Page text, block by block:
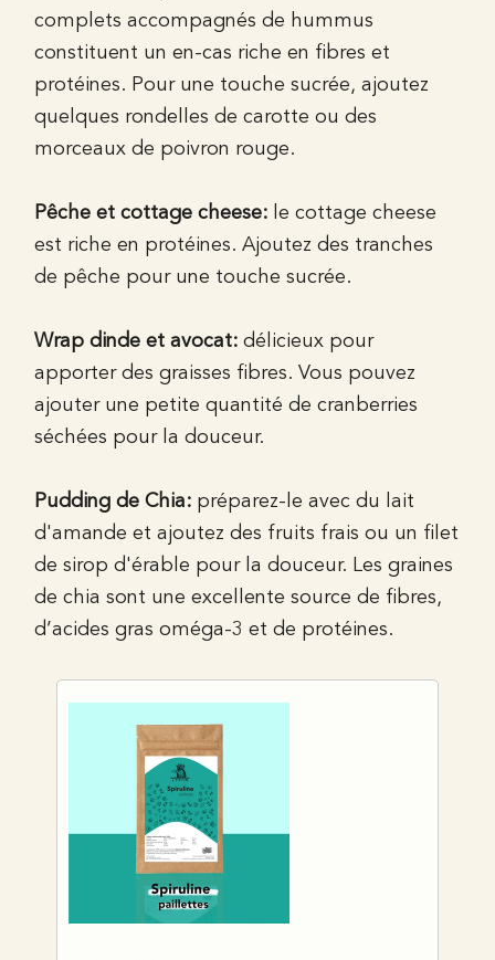
complets accompagnés de hummus
constituent un en-cas riche en fibres et
protéines. Pour une touche sucrée, ajoutez
quelques rondelles de carotte ou des
morceaux de poivron rouge.
Pêche et cottage cheese: le cottage cheese
est riche en protéines. Ajoutez des tranches
de pêche pour une touche sucrée.
Wrap dinde et avocat: délicieux pour
apporter des graisses fibres. Vous pouvez
ajouter une petite quantité de cranberries
séchées pour la douceur.
Pudding de Chia: préparez-le avec du lait
d'amande et ajoutez des fruits frais ou un filet
de sirop d'érable pour la douceur. Les graines
de chia sont une excellente source de fibres,
d’acides gras oméga-3 et de protéines.